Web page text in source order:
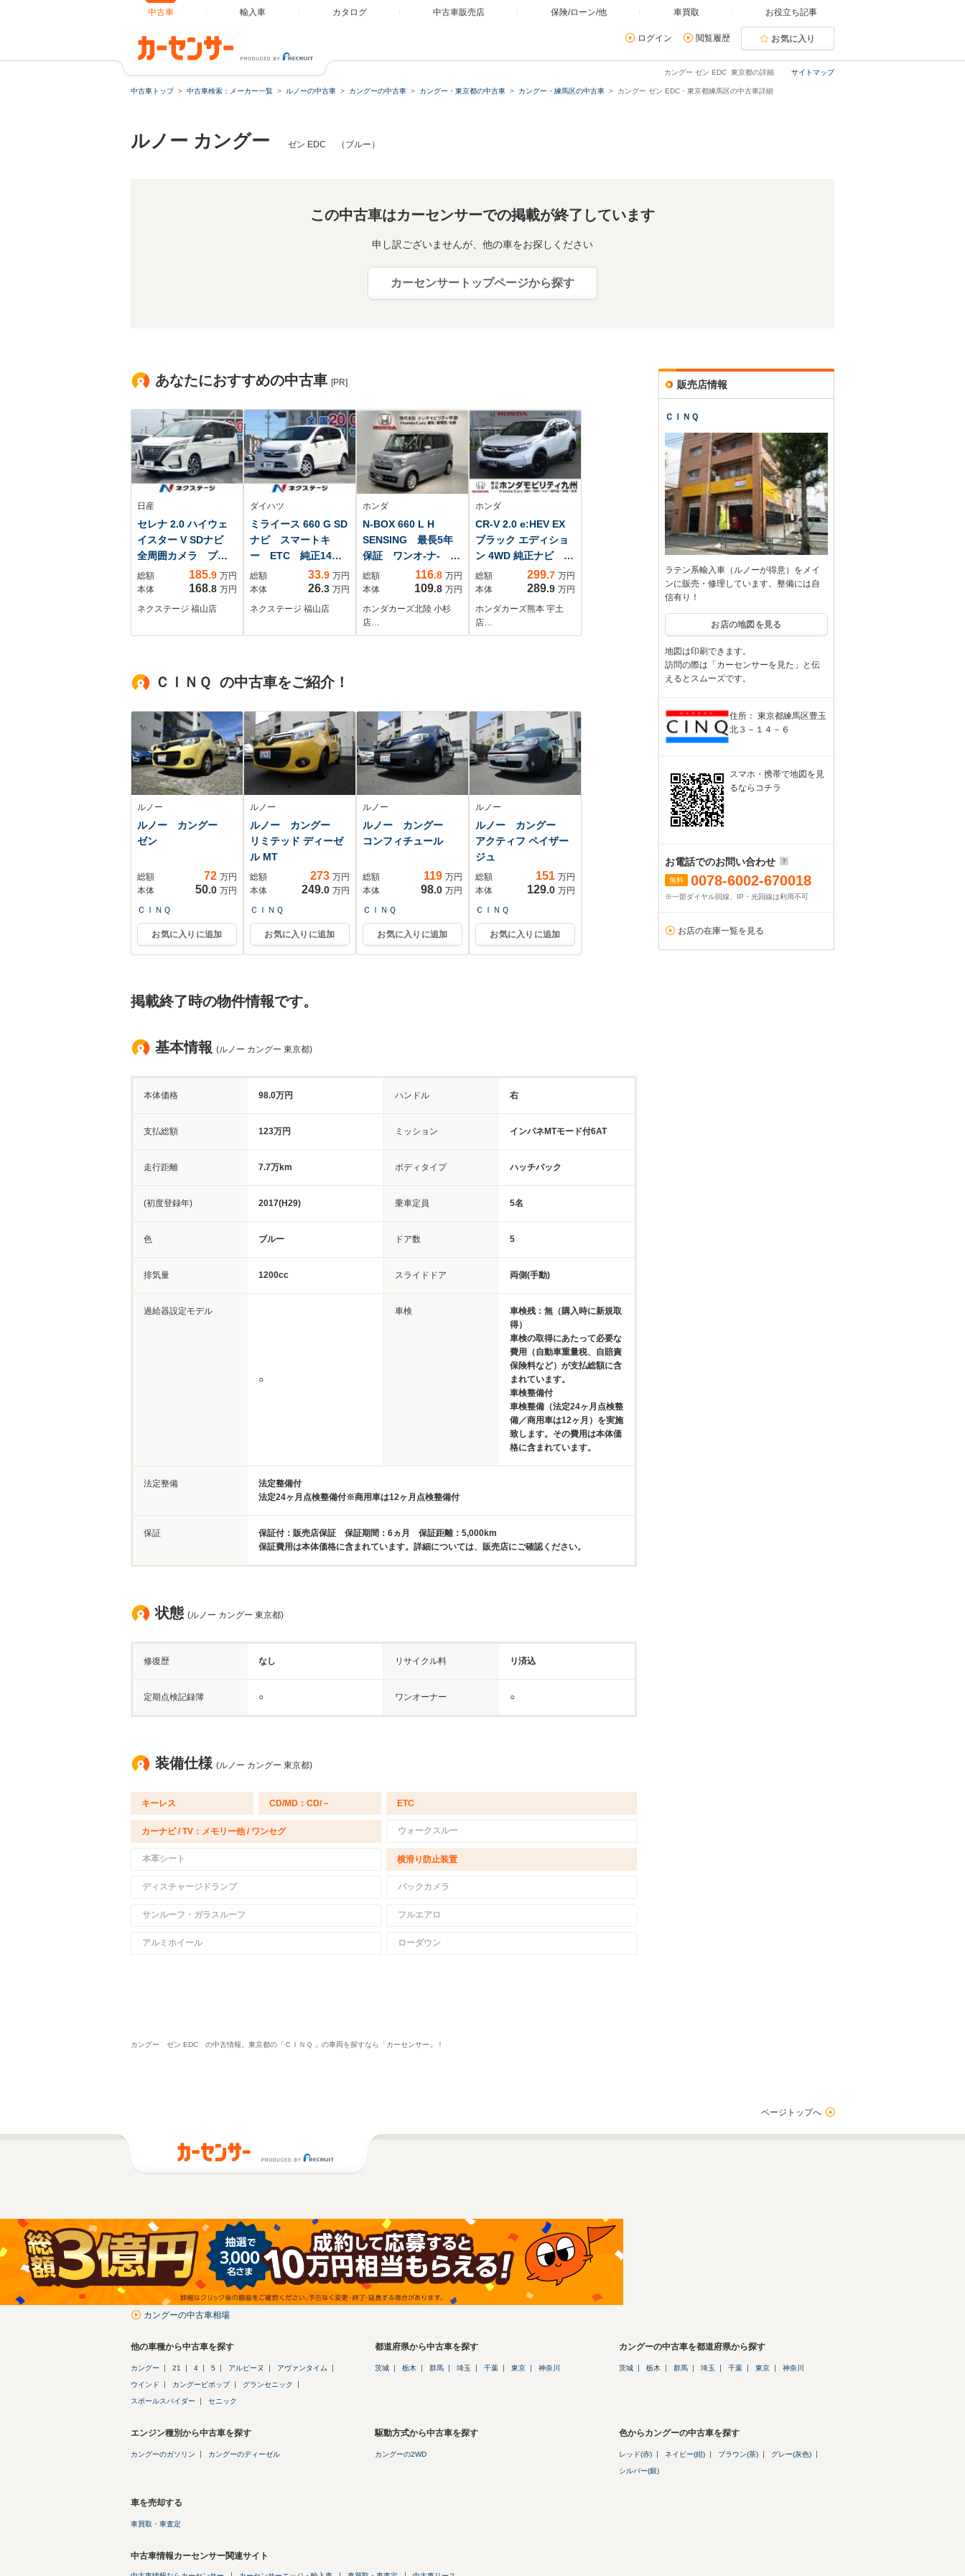
中古車 輸入車 カタログ 中古車販売店 保険/ローン/他 車買取 お役立ち記事
ログイン 閲覧履歴 お気に入り
サイトマップ
カングー ゼン EDC 東京都の詳細
中古車トップ 中古車検索：メーカー一覧 ルノーの中古車 カングーの中古車 カングー・東京都の中古車 カングー・練馬区の中古車 カングー ゼン EDC・東京都練馬区の中古車詳細
ルノー カングー ゼン EDC （ブルー）
この中古車はカーセンサーでの掲載が終了しています
申し訳ございませんが、他の車をお探しください
カーセンサートップページから探す
あなたにおすすめの中古車 [PR]
日産
セレナ 2.0 ハイウェ
イスター V SDナビ
全周囲カメラ プロ
パイロット 両側電
動スライドドア
LEDヘッド ドラレ
ンチアルミ クリア
アコン リアエアコ
総額 185.9 万円
本体
168.8 万円
ネクステージ 福山店
ダイハツ
ミライース 660 G SD
ナビ スマートキ
ー ETC 純正14イ
ンチアルミ オート
エアコン オートエ
アコン
総額 33.9 万円
本体
26.3 万円
ネクステージ 福山店
ホンダ
N-BOX 660 L H
SENSING 最長5年
保証 ワンオ-ナ- ナ
ビVXM-224VFi
TV Rカメラ CD録
音 BTオ-ディオ
DVD シ-トヒ-タ-
LEDライト VSA
総額 116.8 万円
本体
109.8 万円
ホンダカーズ北陸 小杉
店…
ホンダ
CR-V 2.0 e:HEV EX
ブラック エディショ
ン 4WD 純正ナビ フ
ルセグ ETC2.0 サ
ンルーフ
総額 299.7 万円
本体
289.9 万円
ホンダカーズ熊本 宇土
店…
ＣＩＮＱ の中古車をご紹介！
ルノー
ルノー カングー
ゼン
総額 72 万円
本体
50.0 万円
ＣＩＮＱ
お気に入りに追加
ルノー
ルノー カングー
リミテッド ディーゼ
ル MT
総額 273 万円
本体
249.0 万円
ＣＩＮＱ
お気に入りに追加
ルノー
ルノー カングー
コンフィチュール
総額 119 万円
本体
98.0 万円
ＣＩＮＱ
お気に入りに追加
ルノー
ルノー カングー
アクティフ ペイザー
ジュ
総額 151 万円
本体
129.0 万円
ＣＩＮＱ
お気に入りに追加
掲載終了時の物件情報です。
基本情報 (ルノー カングー 東京都)
本体価格 98.0万円 ハンドル 右
支払総額 123万円 ミッション インパネMTモード付6AT
走行距離 7.7万km ボディタイプ ハッチバック
(初度登録年) 2017(H29) 乗車定員 5名
色 ブルー ドア数 5
排気量 1200cc スライドドア 両側(手動)
過給器設定モデル
○
車検
車検残：無（購入時に新規取
得）
車検の取得にあたって必要な
費用（自動車重量税、自賠責
保険料など）が支払総額に含
まれています。
車検整備付
車検整備（法定24ヶ月点検整
備／商用車は12ヶ月）を実施
致します。その費用は本体価
格に含まれています。
法定整備
法定整備付
法定24ヶ月点検整備付※商用車は12ヶ月点検整備付
保証
保証付：販売店保証 保証期間：6ヵ月 保証距離：5,000km
保証費用は本体価格に含まれています。詳細については、販売店にご確認ください。
状態 (ルノー カングー 東京都)
修復歴 なし リサイクル料 リ済込
定期点検記録簿 ○ ワンオーナー ○
装備仕様 (ルノー カングー 東京都)
キーレス CD/MD：CD/－ ETC
カーナビ / TV：メモリー他 / ワンセグ ウォークスルー
本革シート 横滑り防止装置
ディスチャージドランプ バックカメラ
サンルーフ・ガラスルーフ フルエアロ
アルミホイール ローダウン
販売店情報
ＣＩＮＱ
ラテン系輸入車（ルノーが得意）をメイ
ンに販売・修理しています。整備には自
信有り！
お店の地図を見る
地図は印刷できます。
訪問の際は「カーセンサーを見た」と伝
えるとスムーズです。
住所： 東京都練馬区豊玉
北３－１４－６
スマホ・携帯で地図を見
るならコチラ
お電話でのお問い合わせ
無料 0078-6002-670018
※一部ダイヤル回線、IP・光回線は利用不可
お店の在庫一覧を見る
カングー ゼン EDC の中古情報。東京都の「ＣＩＮＱ 」の車両を探すなら「カーセンサー」！
ページトップへ
カングーの中古車相場
他の車種から中古車を探す
カングー 21 4 5 アルピーヌ アヴァンタイム
ウインド カングービボップ グランセニック
スポールスパイダー セニック
都道府県から中古車を探す
茨城 栃木 群馬 埼玉 千葉 東京 神奈川
カングーの中古車を都道府県から探す
茨城 栃木 群馬 埼玉 千葉 東京 神奈川
エンジン種別から中古車を探す
カングーのガソリン カングーのディーゼル
駆動方式から中古車を探す
カングーの2WD
色からカングーの中古車を探す
レッド(赤) ネイビー(紺) ブラウン(茶) グレー(灰色)
シルバー(銀)
車を売却する
車買取・車査定
中古車情報カーセンサー関連サイト